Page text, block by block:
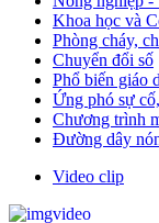
Khoa học và
Phòng cháy,
Chuyển đổi số
Phổ biến giáo
Ứng phó sự
Chương trình
Đường dây
Video clip